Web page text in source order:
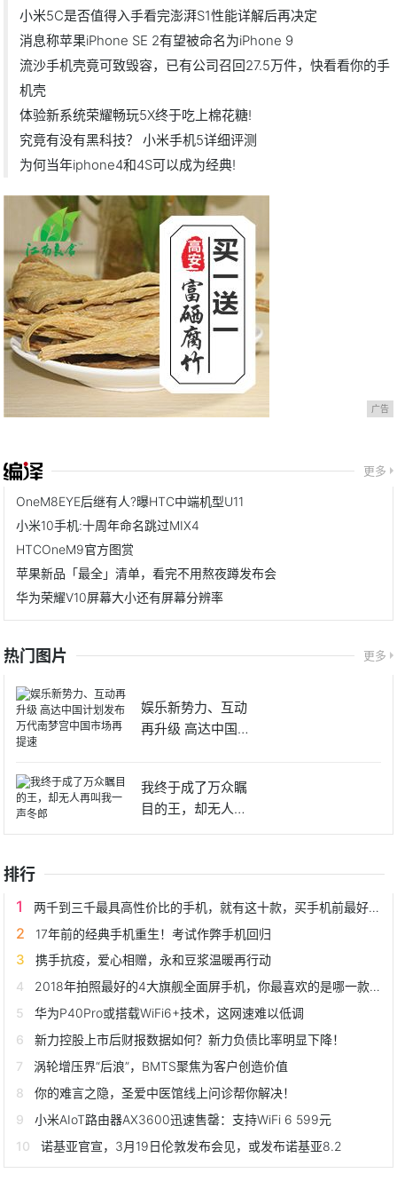
小米5C是否值得入手看完澎湃S1性能详解后再决定
消息称苹果iPhone SE 2有望被命名为iPhone 9
流沙手机壳竟可致毁容，已有公司召回27.5万件，快看看你的手
机壳
体验新系统荣耀畅玩5X终于吃上棉花糖!
究竟有没有黑科技？ 小米手机5详细评测
为何当年iphone4和4S可以成为经典!
广告
更多
OneM8EYE后继有人?曝HTC中端机型U11
小米10手机:十周年命名跳过MIX4
HTCOneM9官方图赏
苹果新品「最全」清单，看完不用熬夜蹲发布会
华为荣耀V10屏幕大小还有屏幕分辨率
热门图片 更多
娱乐新势力、互动
再升级 高达中国计
我终于成了万众瞩
目的王，却无人再
叫我一声
排行
两千到三千最具高性价比的手机，就有这十款，买手机前最好看看
17年前的经典手机重生！考试作弊手机回归
携手抗疫，爱心相赠，永和豆浆温暖再行动
2018年拍照最好的4大旗舰全面屏手机，你最喜欢的是哪一款？
华为P40Pro或搭载WiFi6+技术，这网速难以低调
新力控股上市后财报数据如何？新力负债比率明显下降！
涡轮增压界“后浪”，BMTS聚焦为客户创造价值
你的难言之隐，圣爱中医馆线上问诊帮你解决！
小米AIoT路由器AX3600迅速售罄：支持WiFi 6 599元
诺基亚官宣，3月19日伦敦发布会见，或发布诺基亚8.2